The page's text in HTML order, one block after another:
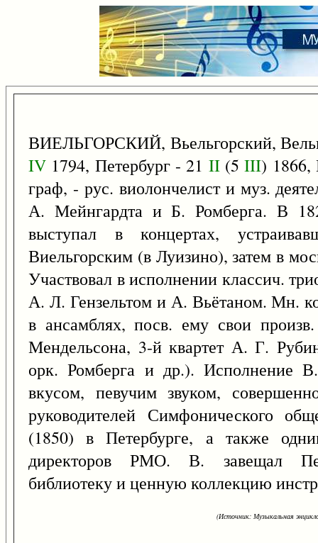
ВИЕЛЬГОРСКИЙ, Вьельгорский,
IV 1794, Петербург - 21 II(5III) 1866,
граф, - рус. виолончелист и муз.
А. Мейнгардта и Б. Ромберга. В
выступал в концертах,
Виельгорским (в Луизино), затем в
Участвовал в исполнении классич.
А. Л. Гензельтом и А. Вьётаном. Мн.
в ансамблях, посв. ему свои
Мендельсона, 3-й квартет А. Г.
орк. Ромберга и др.). Исполнение
вкусом, певучим звуком,
руководителей Симфонического
(1850) в Петербурге, а также
директоров РМО. В. завещал
библиотеку и ценную коллекцию
(Источник: Музыкальная